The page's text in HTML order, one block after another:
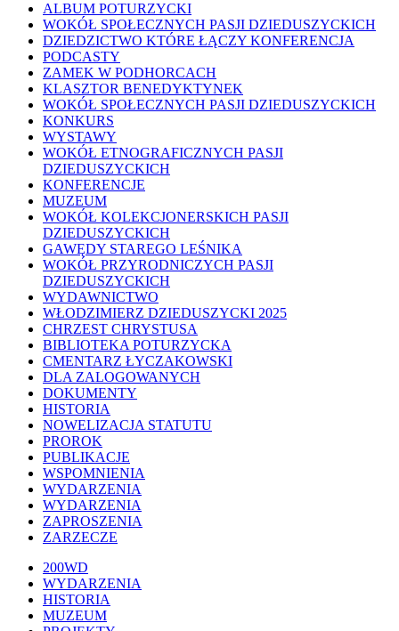
ALBUM POTURZYCKI
WOKÓŁ SPOŁECZNYCH PASJI DZIEDUSZYCKICH
DZIEDZICTWO KTÓRE ŁĄCZY KONFERENCJA
PODCASTY
ZAMEK W PODHORCACH
KLASZTOR BENEDYKTYNEK
WOKÓŁ SPOŁECZNYCH PASJI DZIEDUSZYCKICH
KONKURS
WYSTAWY
WOKÓŁ ETNOGRAFICZNYCH PASJI
DZIEDUSZYCKICH
KONFERENCJE
MUZEUM
WOKÓŁ KOLEKCJONERSKICH PASJI
DZIEDUSZYCKICH
GAWĘDY STAREGO LEŚNIKA
WOKÓŁ PRZYRODNICZYCH PASJI
DZIEDUSZYCKICH
WYDAWNICTWO
WŁODZIMIERZ DZIEDUSZYCKI 2025
CHRZEST CHRYSTUSA
BIBLIOTEKA POTURZYCKA
CMENTARZ ŁYCZAKOWSKI
DLA ZALOGOWANYCH
DOKUMENTY
HISTORIA
NOWELIZACJA STATUTU
PROROK
PUBLIKACJE
WSPOMNIENIA
WYDARZENIA
WYDARZENIA
ZAPROSZENIA
ZARZECZE
Close
Menu
200WD
WYDARZENIA
HISTORIA
MUZEUM